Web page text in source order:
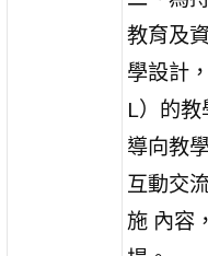
教育及
學設計
L）的
導向教
互動交
施 內容